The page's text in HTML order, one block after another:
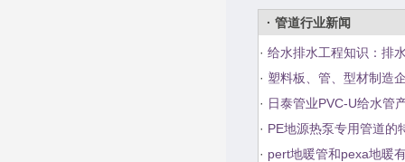
· 管道行业新闻
· 给水排水工程知识：排
· 塑料板、管、型材制造
· 日泰管业PVC-U给水管
· PE地源热泵专用管道的
· pert地暖管和pexa地暖